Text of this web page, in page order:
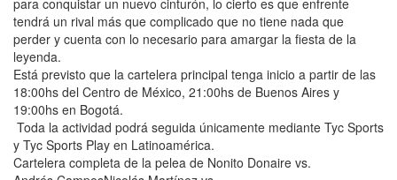
tendrá un rival más que complicado que no tiene nada que
perder y cuenta con lo necesario para amargar la fiesta de la
leyenda.
Está previsto que la cartelera principal tenga inicio a partir de las
18:00hs del Centro de México, 21:00hs de Buenos Aires y
19:00hs en Bogotá.
Toda la actividad podrá seguida únicamente mediante Tyc Sports
y Tyc Sports Play en Latinoamérica.
Cartelera completa de la pelea de Nonito Donaire vs.